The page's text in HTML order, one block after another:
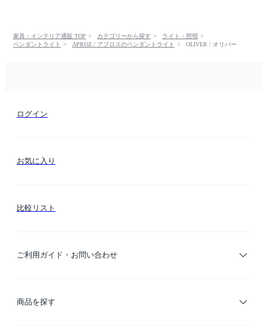
家具・インテリア通販 TOP カテゴリーから探す
ライト・照明
ペンダントライト
APROZ / アプロスのペンダントライト OLIVER / オリバー
ログイン
お気に入り
比較リスト
ご利用ガイド・お問い合わせ
ご利用ガイド
商品を探す